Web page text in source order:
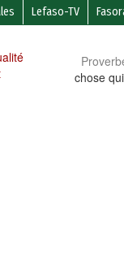
Lefaso-TV
chose